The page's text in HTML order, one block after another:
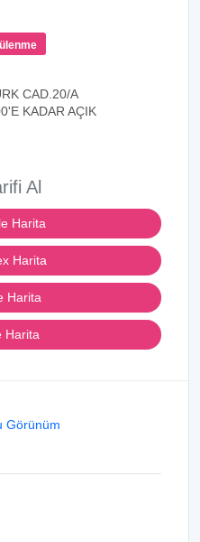
CAD.20/A
KADAR AÇIK
Al
Harita
Harita
Harita
Görünüm